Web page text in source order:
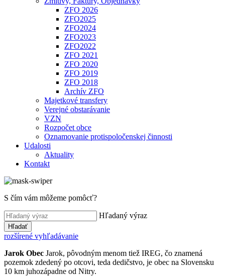
ZFO 2026
ZFO2025
ZFO2024
ZFO2023
ZFO2022
ZFO 2021
ZFO 2020
ZFO 2019
ZFO 2018
Archív ZFO
Majetkové transfery
Verejné obstarávanie
VZN
Rozpočet obce
Oznamovanie protispoločenskej činnosti
Udalosti
Aktuality
Kontakt
S čím vám môžeme pomôcť?
Hľadaný výraz
Hľadať
rozšírené vyhľadávanie
Jarok Obec Jarok, pôvodným menom tiež IREG, čo znamená
pozemok zdedený po otcovi, teda dedičstvo, je obec na Slovensku
10 km juhozápadne od Nitry.